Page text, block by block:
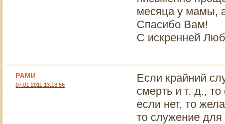
месяца у мамы,
Спасибо Вам!
С искренней
РАМИ
07.01.2011 13:13:56
Если крайний
смерть и т. д.,
если нет, то
то служение